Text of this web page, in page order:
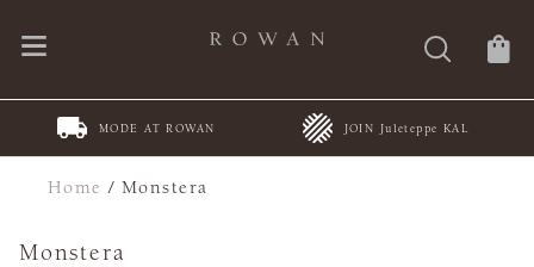
MODE AT ROWAN JOIN Juleteppe KAL
Home /Monstera
Monstera